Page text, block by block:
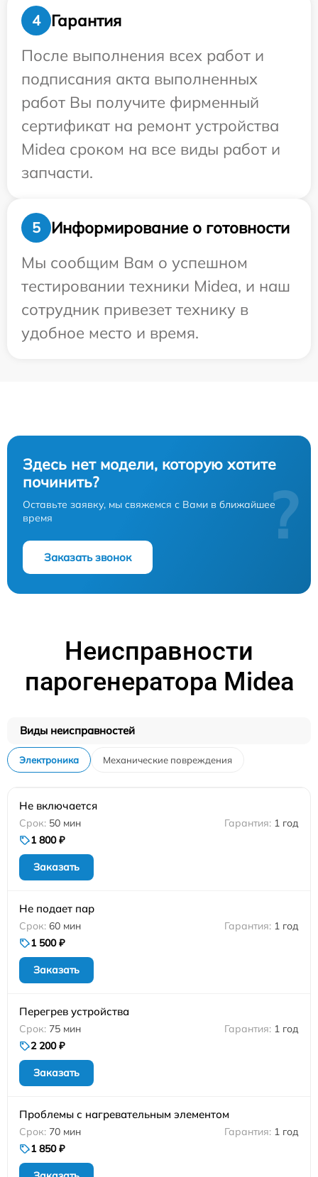
4
Гарантия
После выполнения всех работ и
подписания акта выполненных
работ Вы получите фирменный
сертификат на ремонт устройства
Midea сроком на все виды работ и
запчасти.
5
Информирование о готовности
Мы сообщим Вам о успешном
тестировании техники Midea, и наш
сотрудник привезет технику в
удобное место и время.
Здесь нет модели, которую хотите
починить?
Оставьте заявку, мы свяжемся с Вами в ближайшее
время
Заказать звонок
?
Неисправности
парогенератора Midea
Виды неисправностей
Электроника Механические повреждения
Не включается
50 мин
1 год
1 800 ₽
Заказать
Не подает пар
60 мин
1 год
1 500 ₽
Заказать
Перегрев устройства
75 мин
1 год
2 200 ₽
Заказать
Проблемы с нагревательным элементом
70 мин
1 год
1 850 ₽